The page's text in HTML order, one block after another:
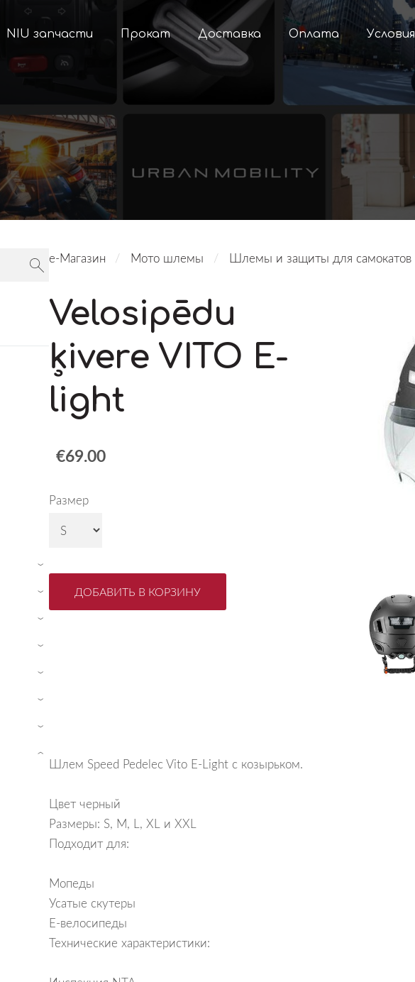
NIU запчасти Прокат Доставка Оплата Условия
›
›
›
›
›
›
›
›
е-Магазин Мото шлемы Шлемы и защиты для самокатов
Velosipēdu
ķivere VITO E-
light
€69.00
Размер
ДОБАВИТЬ В КОРЗИНУ
Шлем Speed Pedelec Vito E-Light с козырьком.
Цвет черный
Размеры: S, M, L, XL и XXL
Подходит для:
Мопеды
Усатые скутеры
Е-велосипеды
Технические характеристики: